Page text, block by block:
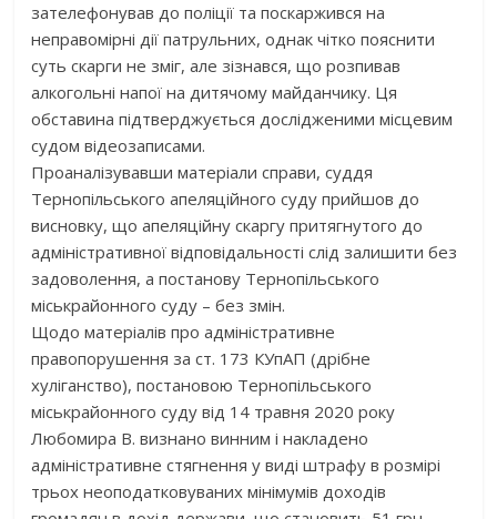
зателефонував до поліції та поскаржився на
неправомірні дії патрульних, однак чітко пояснити
суть скарги не зміг, але зізнався, що розпивав
алкогольні напої на дитячому майданчику. Ця
обставина підтверджується дослідженими місцевим
судом відеозаписами.
Проаналізувавши матеріали справи, суддя
Тернопільського апеляційного суду прийшов до
висновку, що апеляційну скаргу притягнутого до
адміністративної відповідальності слід залишити без
задоволення, а постанову Тернопільського
міськрайонного суду – без змін.
Щодо матеріалів про адміністративне
правопорушення за ст. 173 КУпАП (дрібне
хуліганство), постановою Тернопільського
міськрайонного суду від 14 травня 2020 року
Любомира В. визнано винним і накладено
адміністративне стягнення у виді штрафу в розмірі
трьох неоподатковуваних мінімумів доходів